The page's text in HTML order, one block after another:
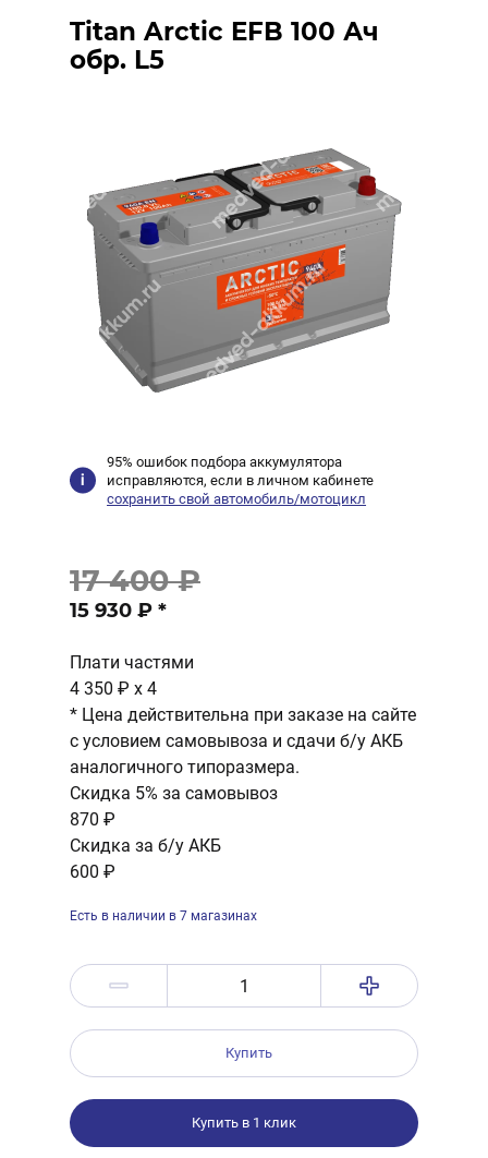
Titan Arctic EFB 100 Ач
обр. L5
95% ошибок подбора аккумулятора
исправляются, если в личном кабинете
сохранить свой автомобиль/мотоцикл
17 400 ₽
15 930 ₽ *
Плати частями
4 350 ₽ x 4
* Цена действительна при заказе на сайте
с условием самовывоза и сдачи б/у АКБ
аналогичного типоразмера.
Скидка 5% за самовывоз
870 ₽
Скидка за б/у АКБ
600 ₽
Есть в наличии в 7 магазинах
Купить
Купить в 1 клик